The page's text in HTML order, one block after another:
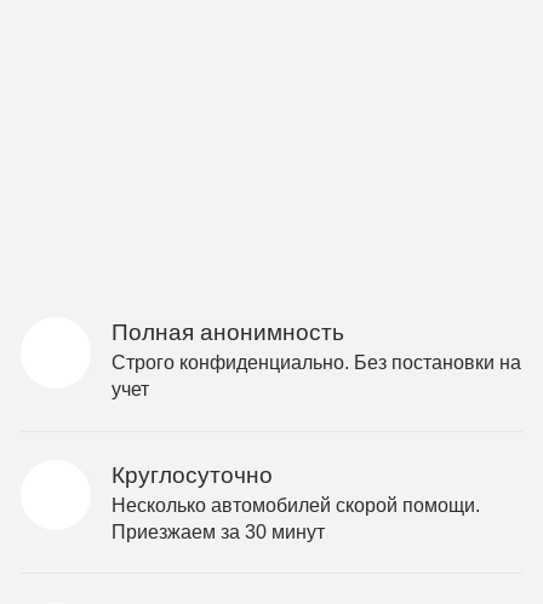
Полная анонимность
Строго конфиденциально. Без постановки на
учет
Круглосуточно
Несколько автомобилей скорой помощи.
Приезжаем за 30 минут